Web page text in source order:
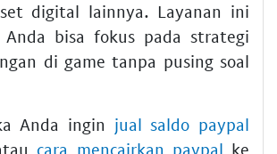
digital lainnya. Layanan ini
Anda bisa fokus pada strategi
di game tanpa pusing soal
Anda ingin jual saldo paypal
cara mencairkan paypal ke